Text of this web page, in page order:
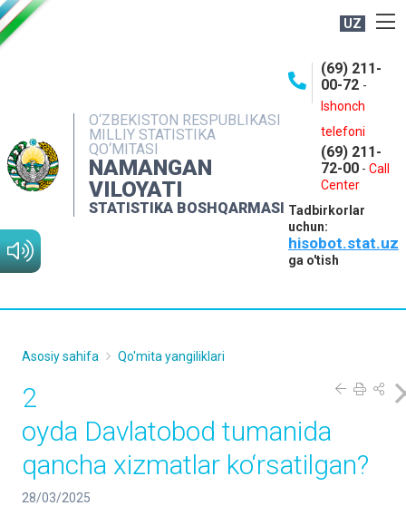
UZ
O‘ZBEKISTON RESPUBLIKASI
MILLIY STATISTIKA
QO‘MITASI
NAMANGAN
VILOYATI
STATISTIKA BOSHQARMASI
(69) 211-
00-72 -
Ishonch
telefoni
(69) 211-
72-00 - Call
Center
Tadbirkorlar
uchun:
hisobot.stat.uz
ga o'tish
NASHRLAR
INTERAKTIV XIZMATLAR
MATBUOT XIZMATI
MUROJAATLAR
Asosiy sahifa Qo'mita yangiliklari
2
oyda Davlatobod tumanida
qancha xizmatlar ko‘rsatilgan?
28/03/2025